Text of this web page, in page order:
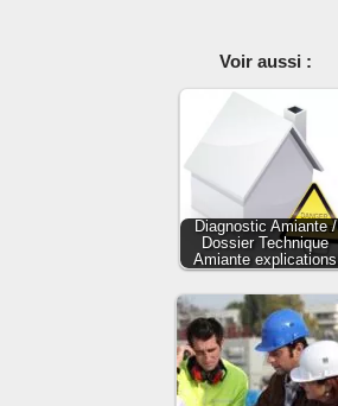
Voir aussi :
Diagnostic Amiante /
Dossier Technique
Amiante explications